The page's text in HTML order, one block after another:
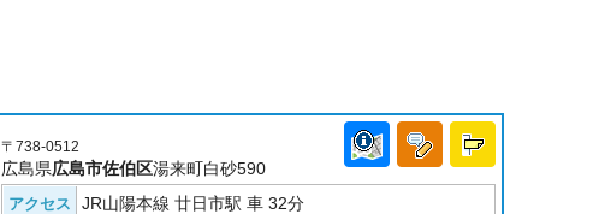
〒738-0512
広島県広島市佐伯区湯来町白砂590
アクセス JR山陽本線 廿日市駅 車 32分